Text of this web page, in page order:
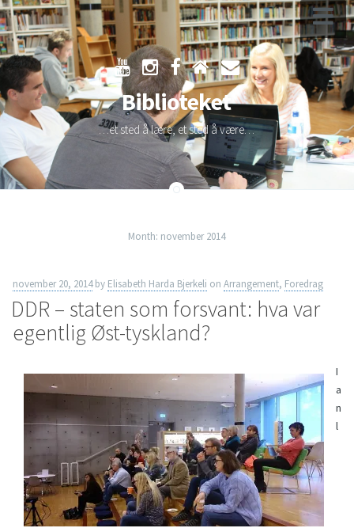
Skip
to
content
Biblioteket
…et sted å lære, et sted å være…
Month: november 2014
november 20, 2014by Elisabeth Harda Bjerkeli on Arrangement, Foredrag
DDR – staten som forsvant: hva var
egentlig Øst-tyskland?
I
a
n
l